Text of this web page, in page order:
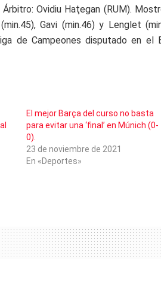
Ovidiu Haţegan (RUM).
(min.45), Gavi (min.46) y Lenglet
de Campeones disputado en el
El mejor Barça del curso no basta
para evitar una ‘final’ en Múnich (0-
0).
23 de noviembre de 2021
En «Deportes»